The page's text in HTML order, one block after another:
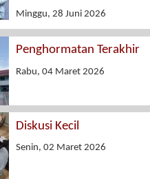
Minggu, 28 Juni 2026
Penghormatan Terakhir
Rabu, 04 Maret 2026
Diskusi Kecil
Senin, 02 Maret 2026